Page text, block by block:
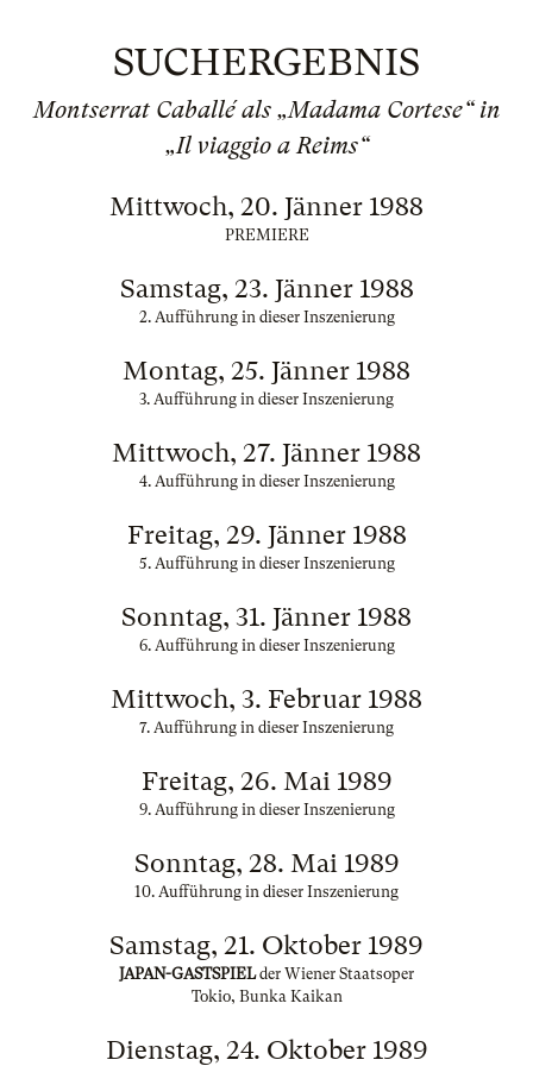
SUCHERGEBNIS
Montserrat Caballé als „Madama Cortese“ in
„Il viaggio a Reims“
Mittwoch, 20. Jänner 1988
PREMIERE
Samstag, 23. Jänner 1988
2. Aufführung in dieser Inszenierung
Montag, 25. Jänner 1988
3. Aufführung in dieser Inszenierung
Mittwoch, 27. Jänner 1988
4. Aufführung in dieser Inszenierung
Freitag, 29. Jänner 1988
5. Aufführung in dieser Inszenierung
Sonntag, 31. Jänner 1988
6. Aufführung in dieser Inszenierung
Mittwoch, 3. Februar 1988
7. Aufführung in dieser Inszenierung
Freitag, 26. Mai 1989
9. Aufführung in dieser Inszenierung
Sonntag, 28. Mai 1989
10. Aufführung in dieser Inszenierung
Samstag, 21. Oktober 1989
JAPAN-GASTSPIELder Wiener Staatsoper
Tokio, Bunka Kaikan
Dienstag, 24. Oktober 1989